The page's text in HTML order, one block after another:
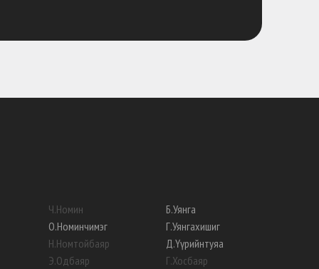
Ч.Номин
О.Номинчимэг
Н.Номтойбаяр
Э.Одбаяр
Б.Уянга
Г.Уянгахишиг
Д.Үүрийнтуяа
Г.Хосбаяр